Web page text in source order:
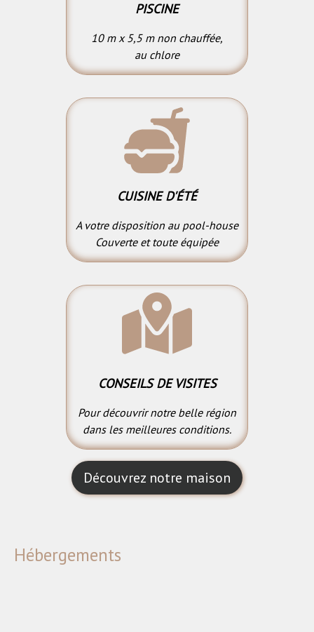
PISCINE
10 m x 5,5 m non chauffée,
au chlore
CUISINE D'ÉTÉ
A votre disposition au pool-house
Couverte et toute équipée
CONSEILS DE VISITES
Pour découvrir notre belle région
dans les meilleures conditions.
Découvrez notre maison
Hébergements